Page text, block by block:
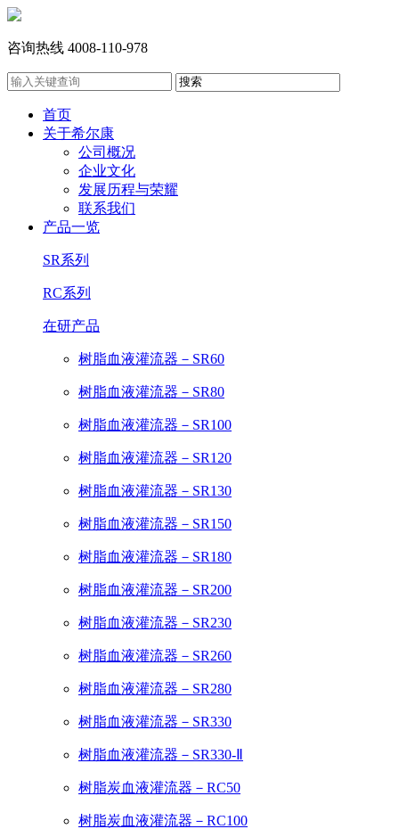
咨询热线 4008-110-978
首页
关于希尔康
公司概况
企业文化
发展历程与荣耀
联系我们
产品一览
SR系列
RC系列
在研产品
树脂血液灌流器－SR60
树脂血液灌流器－SR80
树脂血液灌流器－SR100
树脂血液灌流器－SR120
树脂血液灌流器－SR130
树脂血液灌流器－SR150
树脂血液灌流器－SR180
树脂血液灌流器－SR200
树脂血液灌流器－SR230
树脂血液灌流器－SR260
树脂血液灌流器－SR280
树脂血液灌流器－SR330
树脂血液灌流器－SR330-Ⅱ
树脂炭血液灌流器－RC50
树脂炭血液灌流器－RC100